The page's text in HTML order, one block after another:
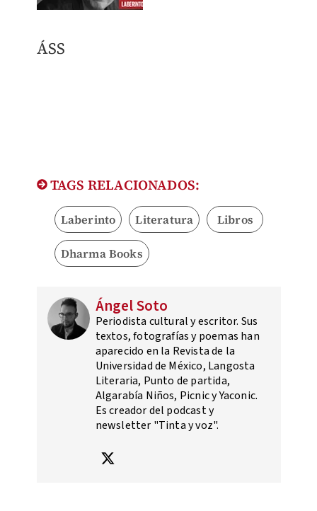
​ÁSS
TAGS RELACIONADOS:
Laberinto Literatura Libros
Dharma Books
Ángel Soto
Periodista cultural y escritor. Sus
textos, fotografías y poemas han
aparecido en la Revista de la
Universidad de México, Langosta
Literaria, Punto de partida,
Algarabía Niños, Picnic y Yaconic.
Es creador del podcast y
newsletter "Tinta y voz".